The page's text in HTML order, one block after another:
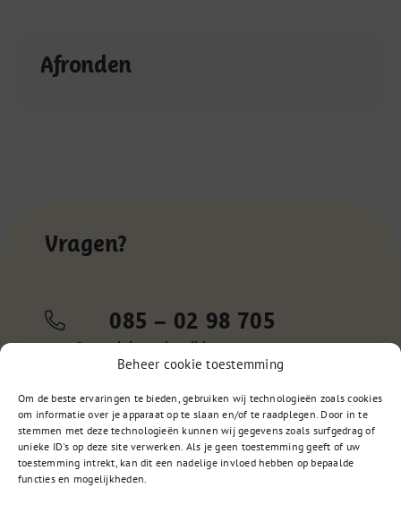
Beheer cookie toestemming
Om de beste ervaringen te bieden, gebruiken wij technologieën zoals cookies
om informatie over je apparaat op te slaan en/of te raadplegen. Door in te
stemmen met deze technologieën kunnen wij gegevens zoals surfgedrag of
unieke ID's op deze site verwerken. Als je geen toestemming geeft of uw
toestemming intrekt, kan dit een nadelige invloed hebben op bepaalde
functies en mogelijkheden.
Afronden
Vragen?
085 – 02 98 705
Op werkdagen bereikbaar
van 9:00u tot 17:00u
of Stuur een bericht